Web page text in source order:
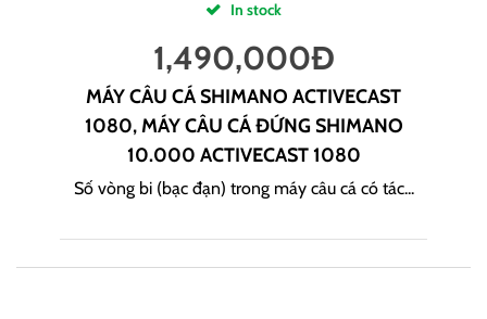
In stock
1,490,000Đ
MÁY CÂU CÁ SHIMANO ACTIVECAST
1080, MÁY CÂU CÁ ĐỨNG SHIMANO
10.000 ACTIVECAST 1080
Số vòng bi (bạc đạn) trong máy câu cá có tác...